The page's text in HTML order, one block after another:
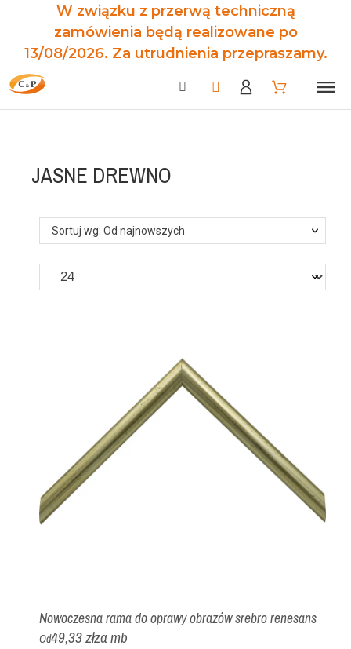
W związku z przerwą techniczną
zamówienia będą realizowane po
13/08/2026. Za utrudnienia przepraszamy.
JASNE DREWNO
Sortuj wg: Od najnowszych
Nowoczesna rama do oprawy obrazów srebro renesans
Od49,33 złza mb